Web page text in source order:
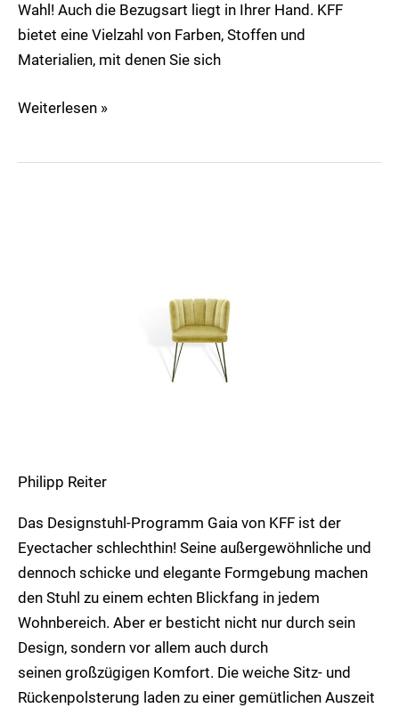
Wahl! Auch die Bezugsart liegt in Ihrer Hand. KFF
bietet eine Vielzahl von Farben, Stoffen und
Materialien, mit denen Sie sich
Weiterlesen »
Philipp Reiter
Das Designstuhl-Programm Gaia von KFF ist der
Eyectacher schlechthin! Seine außergewöhnliche und
dennoch schicke und elegante Formgebung machen
den Stuhl zu einem echten Blickfang in jedem
Wohnbereich. Aber er besticht nicht nur durch sein
Design, sondern vor allem auch durch
seinen großzügigen Komfort. Die weiche Sitz- und
Rückenpolsterung laden zu einer gemütlichen Auszeit